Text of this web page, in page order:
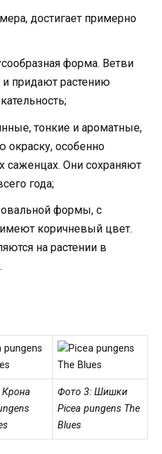
достигает примерно
форма. Ветви
и придают растению
тонкие и ароматные,
особенно
саженцах. Они сохраняют
года;
формы, с
коричневый цвет.
на растении в
Фото 3: Шишки
Picea pungens The
Blues